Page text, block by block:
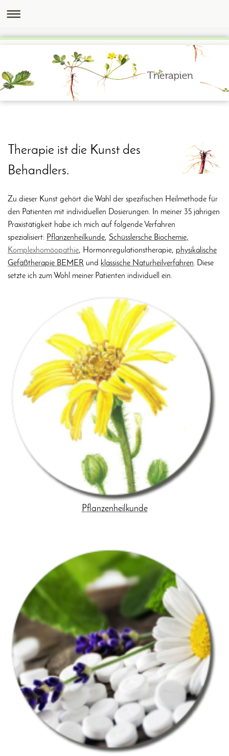
Therapie ist die Kunst des
Behandlers.
Zu dieser Kunst gehört die Wahl der spezifischen Heilmethode für
den Patienten mit individuellen Dosierungen. In meiner 35 jährigen
Praxistätigkeit habe ich mich auf folgende Verfahren
spezialisiert: Pflanzenheilkunde, Schüsslersche Biochemie,
Komplexhomöopathie, Hormonregulationstherapie, physikalische
Gefäßtherapie BEMER und klassische Naturheilverfahren. Diese
setzte ich zum Wohl meiner Patienten individuell ein.
Pflanzenheilkunde